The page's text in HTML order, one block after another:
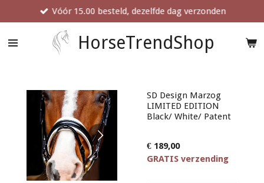
direct
naar
HorseTrendShop
Vóór 15.00 besteld, dezelfde dag verzonden
SD Design Marzog
LIMITED EDITION
Black/ White/ Patent
€ 189,00
GRATIS verzending